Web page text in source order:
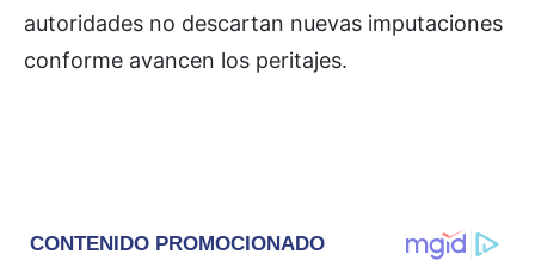
autoridades no descartan nuevas imputaciones
conforme avancen los peritajes.